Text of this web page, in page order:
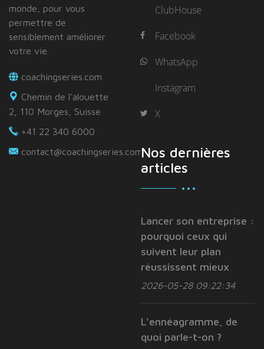
monde, pour vous
permettre de
sensiblement améliorer
votre vie.
coachingseries.com
Chemin de l'alouette
2, 110 Morges, Suisse
+41 22 340 6000
contact@coachingseries.com
ClubHouse
Facebook
WhatsApp
Instagram
X
Nos dernières
articles
Lancer son entreprise :
pourquoi ceux qui
suivent leur plan
réussissent mieux
2026-05-28 09:22:34
L'ennéagramme, de
quoi parle-t-on ?